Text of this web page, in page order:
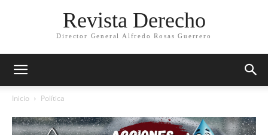
Revista Derecho
Director General Alfredo Rosas Guerrero
Inicio Política